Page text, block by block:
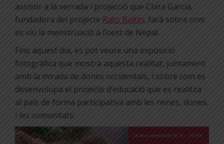
assistir a la xerrada i projecció que Clara Garcia,
fundadora del projecte Rato Baltin, farà sobre com
es viu la menstruació a l’oest de Nepal.
Fins aquest dia, es pot veure una exposició
fotogràfica que mostra aquesta realitat, juntament
amb la mirada de dones occidentals, i sobre com es
desenvolupa el projecte d’educació que es realitza
al país de forma participativa amb les nenes, dones,
i les comunitats.